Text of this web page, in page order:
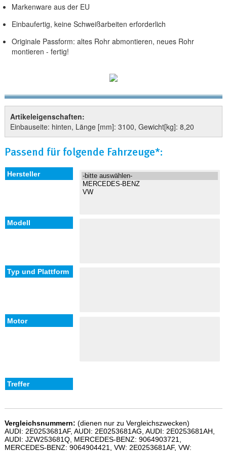
Markenware aus der EU
Einbaufertig, keine Schweißarbeiten erforderlich
Originale Passform: altes Rohr abmontieren, neues Rohr
montieren - fertig!
Artikeleigenschaften:
Einbauseite: hinten, Länge [mm]: 3100, Gewicht[kg]: 8,20
Passend für folgende Fahrzeuge*:
Vergleichsnummern: (dienen nur zu Vergleichszwecken)
AUDI: 2E0253681AF, AUDI: 2E0253681AG, AUDI: 2E0253681AH,
AUDI: JZW253681Q, MERCEDES-BENZ: 9064903721,
MERCEDES-BENZ: 9064904421, VW: 2E0253681AF, VW: